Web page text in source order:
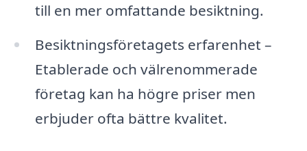
till en mer omfattande besiktning.
Besiktningsföretagets erfarenhet –
Etablerade och välrenommerade
företag kan ha högre priser men
erbjuder ofta bättre kvalitet.